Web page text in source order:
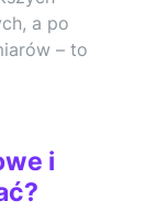
a po
– to
i